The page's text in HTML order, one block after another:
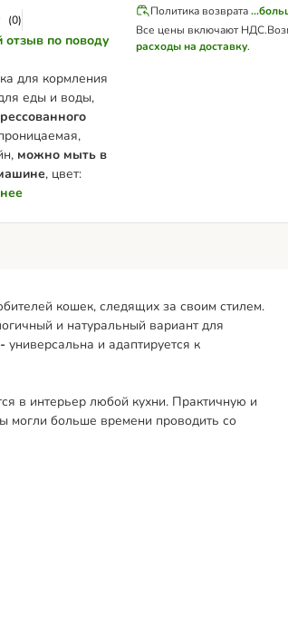
(0)
отзыв по поводу
для кормления
еды и воды,
можно мыть в
, цвет:
Политика возврата
Все цены включают НДС.
расходы на доставку.
кошек, следящих за своим стилем.
и натуральный вариант для
универсальна и адаптируется к
в интерьер любой кухни. Практичную и
могли больше времени проводить со